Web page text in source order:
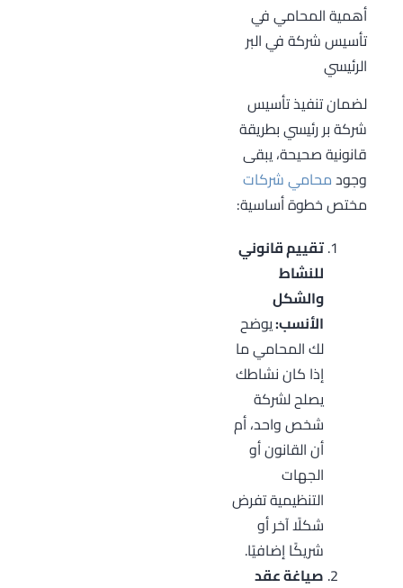
أهمية المحامي في
تأسيس شركة في البر
الرئيسي
لضمان تنفيذ تأسيس
شركة بر رئيسي بطريقة
قانونية صحيحة، يبقى
وجودمحامي شركات
مختص خطوة أساسية:
تقييم قانوني
للنشاط
والشكل
الأنسب:يوضح
لك المحامي ما
إذا كان نشاطك
يصلح لشركة
شخص واحد، أم
أن القانون أو
الجهات
التنظيمية تفرض
شكلًا آخر أو
شريكًا إضافيًا.
صياغة عقد